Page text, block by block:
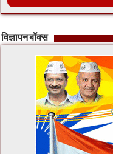
विज्ञापन बॉक्स